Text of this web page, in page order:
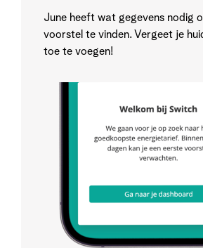
June heeft wat gegevens nodig
voorstel te vinden. Vergeet je
toe te voegen!